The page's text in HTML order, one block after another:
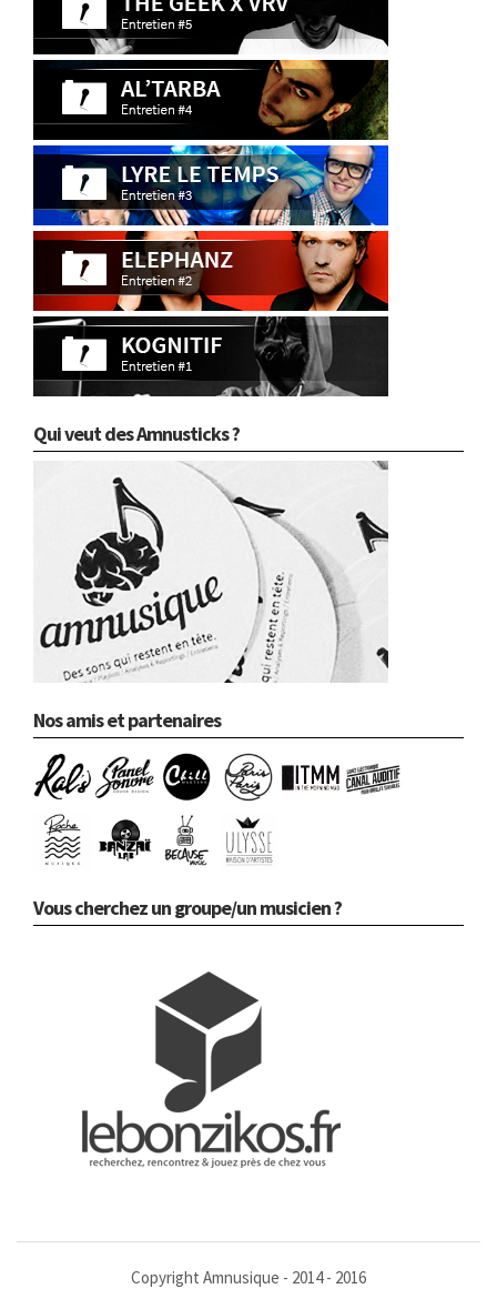
Qui veut des Amnusticks ?
Nos amis et partenaires
Vous cherchez un groupe/un musicien ?
Copyright Amnusique - 2014 - 2016